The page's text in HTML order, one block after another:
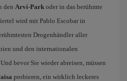
den Arví-Park oder in das berühmte
wird mit Pablo Escobar in
Drogenhändler aller
und den internationalen
bevor Sie wieder abreisen, müssen
probieren, ein wirklich leckeres